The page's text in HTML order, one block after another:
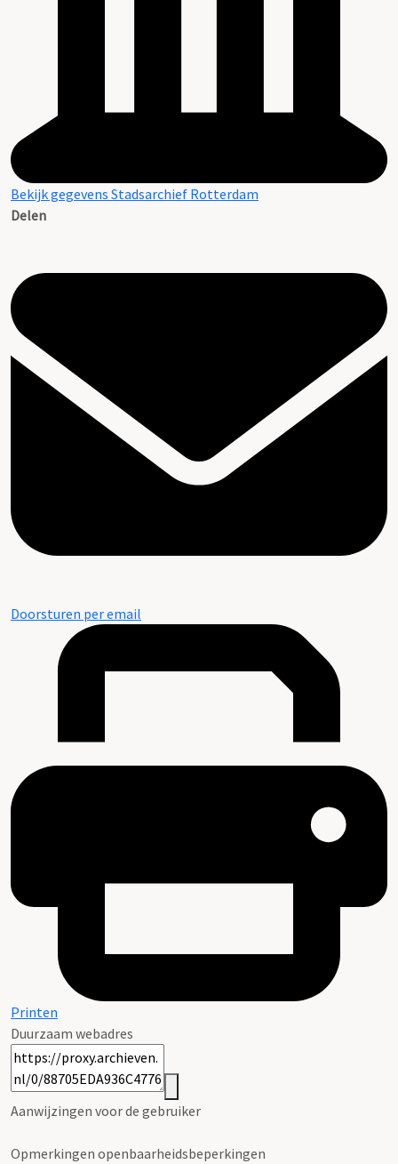
Bekijk gegevens Stadsarchief Rotterdam
Delen
Doorsturen per email
Printen
Duurzaam webadres
Aanwijzingen voor de gebruiker
Opmerkingen openbaarheidsbeperkingen